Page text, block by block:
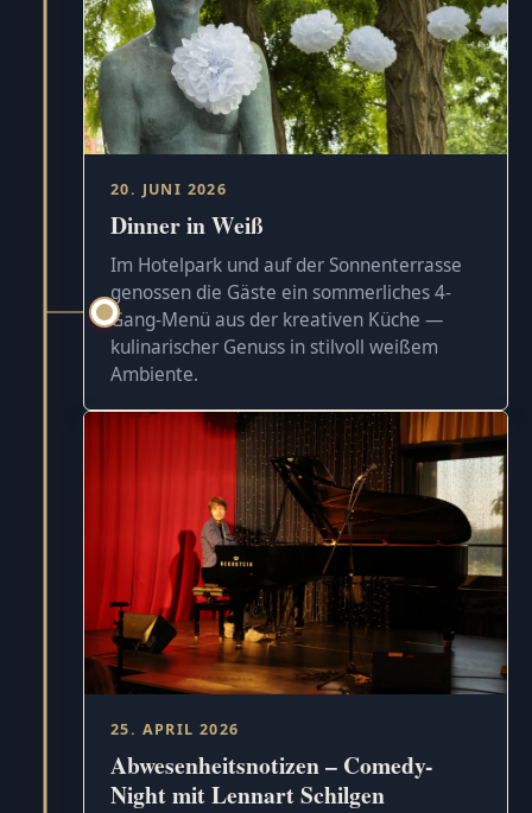
20. JUNI 2026
Dinner in Weiß
Im Hotelpark und auf der Sonnenterrasse
genossen die Gäste ein sommerliches 4-
Gang-Menü aus der kreativen Küche —
kulinarischer Genuss in stilvoll weißem
Ambiente.
25. APRIL 2026
Abwesenheitsnotizen – Comedy-
Night mit Lennart Schilgen